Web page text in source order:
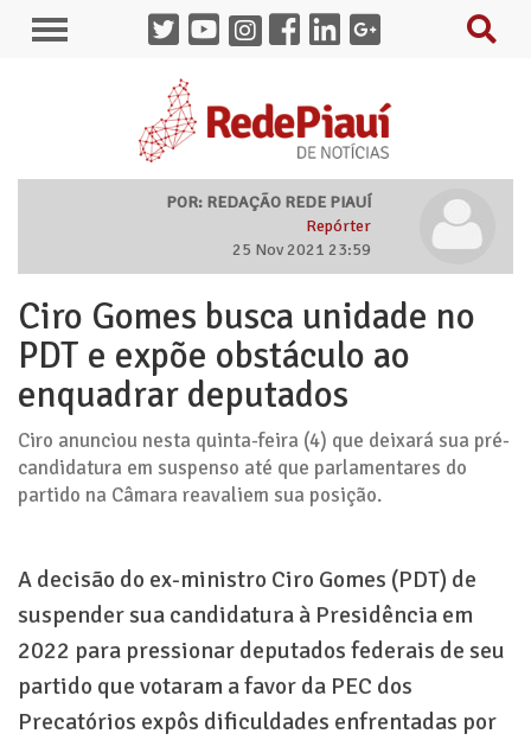
POR: REDAÇÃO REDE PIAUÍ
Repórter
25 Nov 2021 23:59
Ciro Gomes busca unidade no
PDT e expõe obstáculo ao
enquadrar deputados
Ciro anunciou nesta quinta-feira (4) que deixará sua pré-
candidatura em suspenso até que parlamentares do
partido na Câmara reavaliem sua posição.
A decisão do ex-ministro Ciro Gomes (PDT) de
suspender sua candidatura à Presidência em
2022 para pressionar deputados federais de seu
partido que votaram a favor da PEC dos
Precatórios expôs dificuldades enfrentadas por